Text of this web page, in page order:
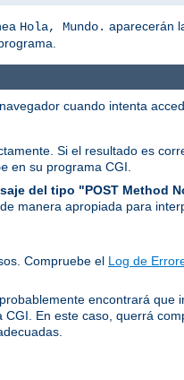
Hola, Mundo. aparecerán
cuando intenta
Si el resultado es
en su programa CGI.
del tipo "POST Method
manera apropiada para
Compruebe el Log de
, probablemente encontrará
En este caso, querrá